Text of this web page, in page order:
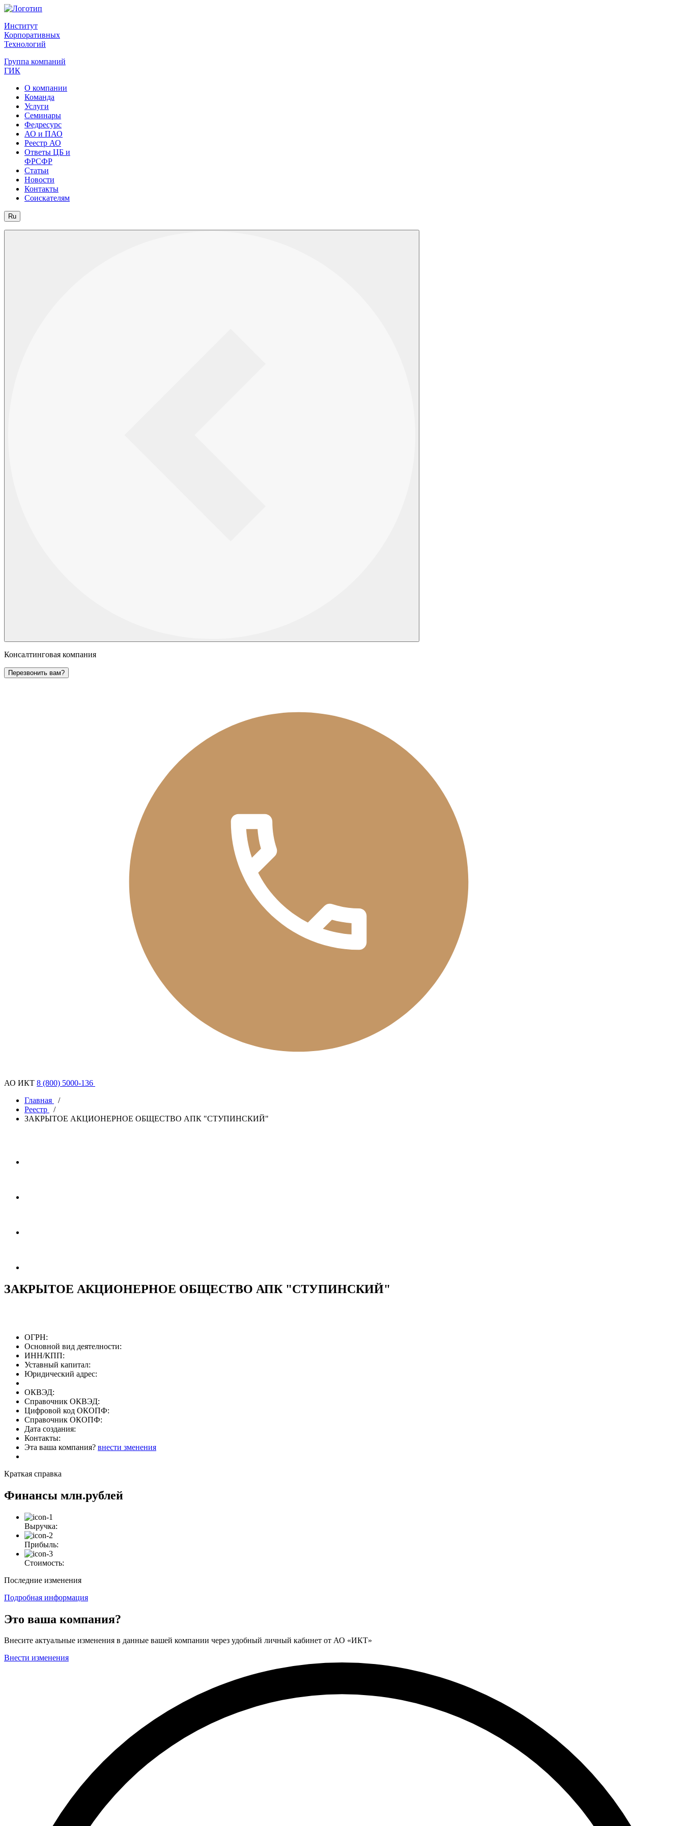
Институт
Корпоративных
Технологий
Группа компаний
ГИК
О компании
Команда
Услуги
Семинары
Федресурс
АО и ПАО
Реестр АО
Ответы ЦБ и
ФРСФР
Статьи
Новости
Контакты
Соискателям
Ru
Консалтинговая компания
Перезвонить вам?
АО ИКТ 8 (800) 5000-136
Главная
/
Реестр
/
ЗАКРЫТОЕ АКЦИОНЕРНОЕ ОБЩЕСТВО АПК "СТУПИНСКИЙ"
ЗАКРЫТОЕ АКЦИОНЕРНОЕ ОБЩЕСТВО АПК "СТУПИНСКИЙ"
ОГРН:
Основной вид деятелности:
ИНН/КПП:
Уставный капитал:
Юридический адрес:
ОКВЭД:
Справочник ОКВЭД:
Цифровой код ОКОПФ:
Справочник ОКОПФ:
Дата создания:
Контакты:
Эта ваша компания? внести зменения
Краткая справка
Финансы млн.рублей
Выручка:
Прибыль:
Стоимость:
Последние изменения
Подробная информация
Это ваша компания?
Внесите актуальные изменения в данные вашей компании через удобный личный кабинет от АО «ИКТ»
Внести изменения